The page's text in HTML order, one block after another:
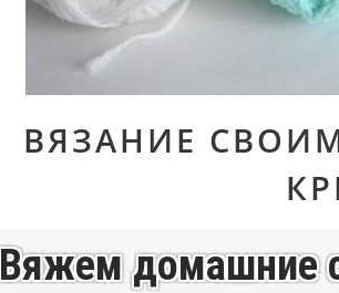
ВЯЗАНИЕ
Вяжем домашние